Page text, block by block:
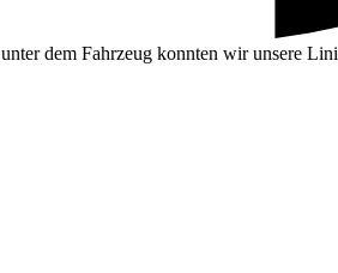
dem Fahrzeug konnten wir unsere